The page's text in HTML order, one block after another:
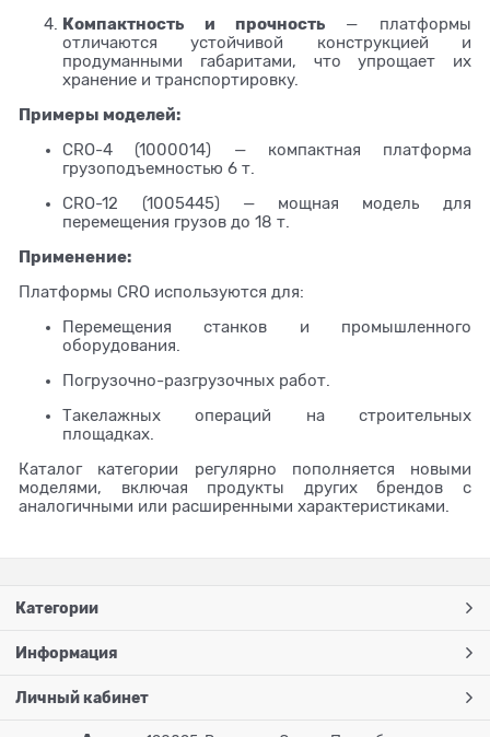
Компактность и прочность — платформы
отличаются устойчивой конструкцией и
продуманными габаритами, что упрощает их
хранение и транспортировку.
Примеры моделей:
CRO-4 (1000014) — компактная платформа
грузоподъемностью 6 т.
CRO-12 (1005445)— мощная модель для
перемещения грузов до 18 т.
Применение:
Платформы CRO используются для:
Перемещения станков и промышленного
оборудования.
Погрузочно-разгрузочных работ.
Такелажных операций на строительных
площадках.
Каталог категории регулярно пополняется новыми
моделями, включая продукты других брендов с
аналогичными или расширенными характеристиками.
Категории
Информация
Личный кабинет